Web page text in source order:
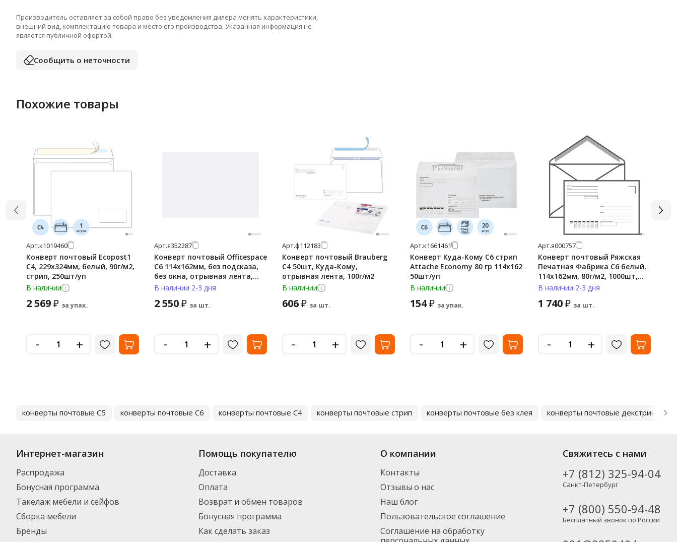
Производитель оставляет за собой право без уведомления дилера менять характеристики,
внешний вид, комплектацию товара и место его производства. Указанная информация не
является публичной офертой.
Сообщить о неточности
Похожие товары
Арт.к1019460
Конверт почтовый Ecopost1
С4, 229х324мм, белый, 90г/м2,
стрип, 250шт/уп
В наличии
2 569₽ за упак.
- +
Арт.я352287
Конверт почтовый Officespace
C6 114х162мм, без подсказа,
без окна, отрывная лента,
1000шт
В наличии 2-3 дня
2 550₽ за шт.
- +
Арт.ф112183
Конверт почтовый Brauberg
С4 50шт, Куда-Кому,
отрывная лента, 100г/м2
В наличии
606₽ за шт.
- +
Арт.к1661461
Конверт Куда-Кому С6 стрип
Attache Economy 80 гр 114х162
50шт/уп
В наличии
154₽ за упак.
- +
Арт.я000757
Конверт почтовый Ряжская
Печатная Фабрика C6 белый,
114х162мм, 80г/м2, 1000шт,
декстрин, Кому-куда
В наличии 2-3 дня
1 740₽ за шт.
- +
конверты почтовые С5 конверты почтовые С6 конверты почтовые С4 конверты почтовые стрип конверты почтовые без клея конверты почтовые декстрин
Интернет-магазин
Распродажа
Бонусная программа
Такелаж мебели и сейфов
Сборка мебели
Бренды
Помощь покупателю
Доставка
Оплата
Возврат и обмен товаров
Бонусная программа
Как сделать заказ
О компании
Контакты
Отзывы о нас
Наш блог
Пользовательское соглашение
Соглашение на обработку
Свяжитесь с нами
+7 (812) 325-94-04
Санкт-Петербург
+7 (800) 550-94-48
Бесплатный звонок по России